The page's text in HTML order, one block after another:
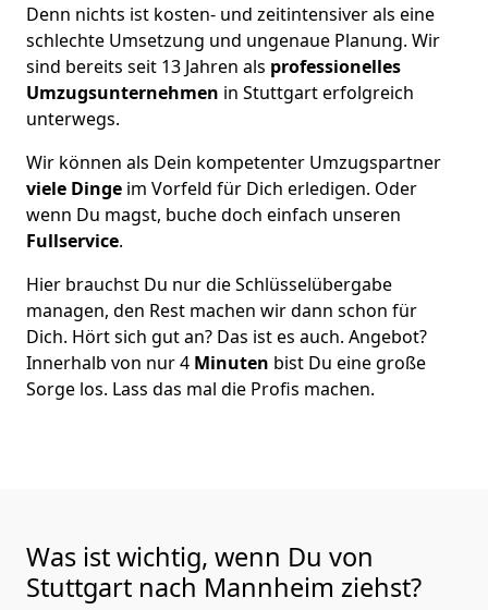
Denn nichts ist kosten- und zeitintensiver als eine
schlechte Umsetzung und ungenaue Planung. Wir
sind bereits seit 13 Jahren als professionelles
Umzugsunternehmen in Stuttgart erfolgreich
unterwegs.
Wir können als Dein kompetenter Umzugspartner
viele Dinge im Vorfeld für Dich erledigen. Oder
wenn Du magst, buche doch einfach unseren
Fullservice.
Hier brauchst Du nur die Schlüsselübergabe
managen, den Rest machen wir dann schon für
Dich. Hört sich gut an? Das ist es auch. Angebot?
Innerhalb von nur 4 Minuten bist Du eine große
Sorge los. Lass das mal die Profis machen.
Was ist wichtig, wenn Du von
Stuttgart nach Mannheim ziehst?